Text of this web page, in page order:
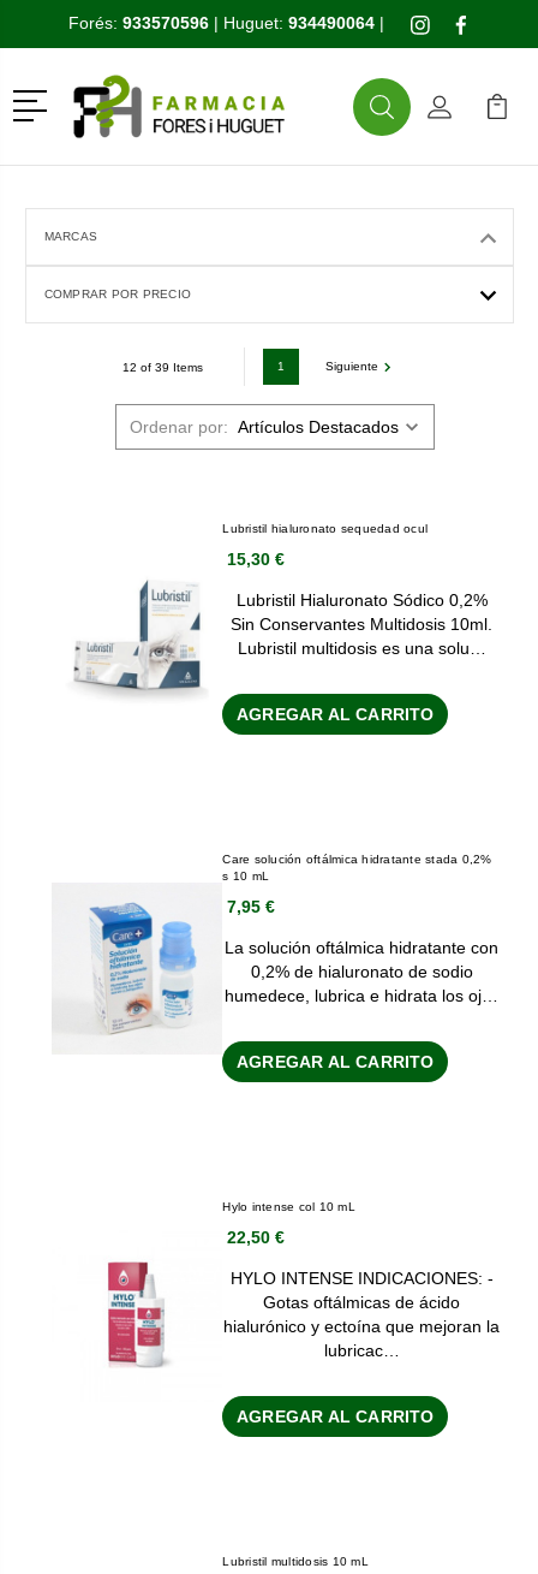
Forés: 933570596| Huguet: 934490064|
Menú
BuscarMi Cuenta
Mi
MARCAS
COMPRAR POR PRECIO
12 of 39 Items 1 Siguiente
Ordenar por:
Lubristil hialuronato sequedad ocul
15,30 €
Lubristil Hialuronato Sódico 0,2%
Sin Conservantes Multidosis 10ml.
Lubristil multidosis es una solu…
AGREGAR AL CARRITO
Care solución oftálmica hidratante stada 0,2%
s 10 mL
7,95 €
La solución oftálmica hidratante con
0,2% de hialuronato de sodio
humedece, lubrica e hidrata los oj…
AGREGAR AL CARRITO
Hylo intense col 10 mL
22,50 €
HYLO INTENSE INDICACIONES: -
Gotas oftálmicas de ácido
hialurónico y ectoína que mejoran la
lubricac…
AGREGAR AL CARRITO
Lubristil multidosis 10 mL